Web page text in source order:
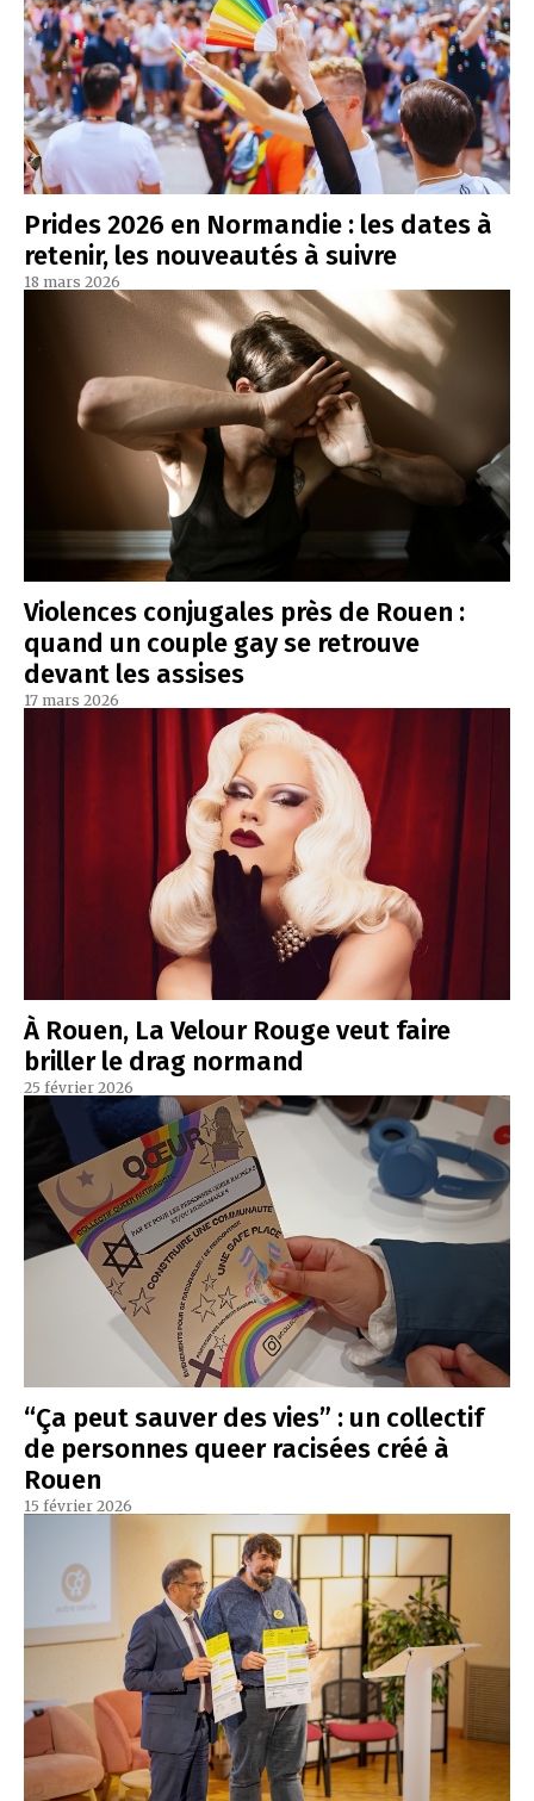
Prides 2026 en Normandie : les dates à
retenir, les nouveautés à suivre
18 mars 2026
Violences conjugales près de Rouen :
quand un couple gay se retrouve
devant les assises
17 mars 2026
À Rouen, La Velour Rouge veut faire
briller le drag normand
25 février 2026
“Ça peut sauver des vies” : un collectif
de personnes queer racisées créé à
Rouen
15 février 2026